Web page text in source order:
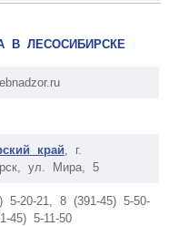
В ЛЕСОСИБИРСКЕ
край , г.
ул. Мира, 5
5-20-21, 8 (391-45) 5-50-
45) 5-11-50